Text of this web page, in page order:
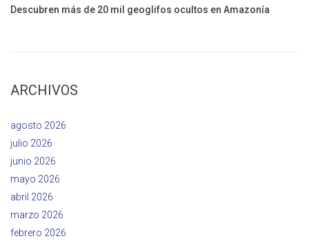
Descubren más de 20 mil geoglifos ocultos en Amazonía
ARCHIVOS
agosto 2026
julio 2026
junio 2026
mayo 2026
abril 2026
marzo 2026
febrero 2026